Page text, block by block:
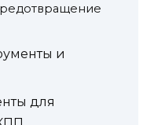
и
для